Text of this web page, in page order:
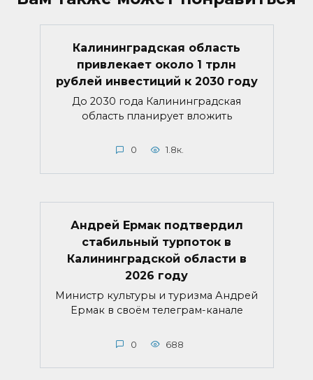
Калининградская область
привлекает около 1 трлн
рублей инвестиций к 2030 году
До 2030 года Калининградская
область планирует вложить
0 1.8к.
Андрей Ермак подтвердил
стабильный турпоток в
Калининградской области в
2026 году
Министр культуры и туризма Андрей
Ермак в своём телеграм-канале
0 688